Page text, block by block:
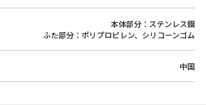
本体部分：ステンレス鋼
ふた部分：ポリプロピレン、シリコーンゴム
中国